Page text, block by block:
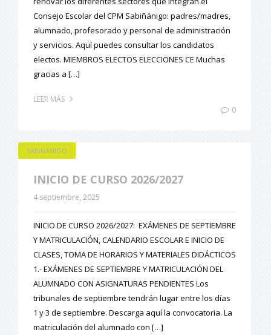
Consejo Escolar del CPM Sabiñánigo: padres/madres,
alumnado, profesorado y personal de administración
y servicios. Aquí puedes consultar los candidatos
electos. MIEMBROS ELECTOS ELECCIONES CE Muchas
gracias a […]
LEER MÁS
0
SABIÑANIGO
INICIO DE CURSO 2026/2027
4 septiembre, 2025
INICIO DE CURSO 2026/2027: EXÁMENES DE SEPTIEMBRE
Y MATRICULACIÓN, CALENDARIO ESCOLAR E INICIO DE
CLASES, TOMA DE HORARIOS Y MATERIALES DIDÁCTICOS
1.- EXÁMENES DE SEPTIEMBRE Y MATRICULACIÓN DEL
ALUMNADO CON ASIGNATURAS PENDIENTES Los
tribunales de septiembre tendrán lugar entre los días
1 y 3 de septiembre. Descarga aquí la convocatoria. La
matriculación del alumnado con […]